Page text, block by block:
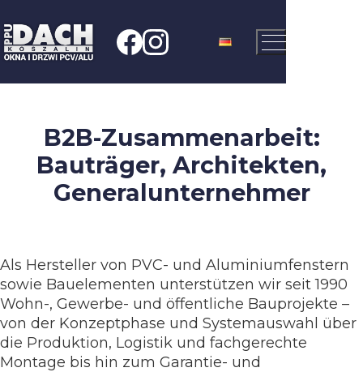
B2B-Zusammenarbeit:
Bauträger, Architekten,
Generalunternehmer
Als Hersteller von PVC- und Aluminiumfenstern
sowie Bauelementen unterstützen wir seit 1990
Wohn-, Gewerbe- und öffentliche Bauprojekte –
von der Konzeptphase und Systemauswahl über
die Produktion, Logistik und fachgerechte
Montage bis hin zum Garantie- und